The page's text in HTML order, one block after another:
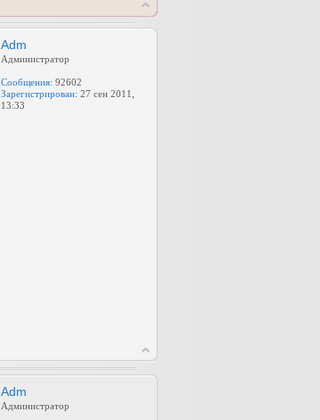
Adm
Администратор
Сообщения: 92602
Зарегистрирован: 27 сен 2011,
13:33
Adm
Администратор